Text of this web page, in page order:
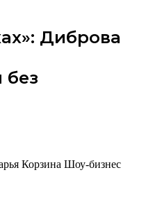
Диброва
без
Корзина Шоу-бизнес